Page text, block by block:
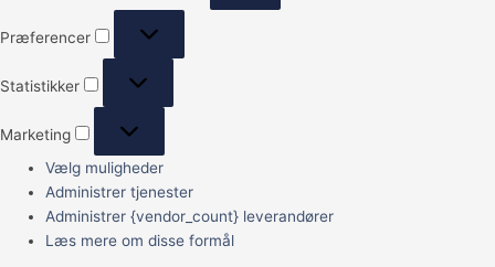
Præferencer
Statistikker
Marketing
Vælg muligheder
Administrer tjenester
Administrer {vendor_count} leverandører
Læs mere om disse formål